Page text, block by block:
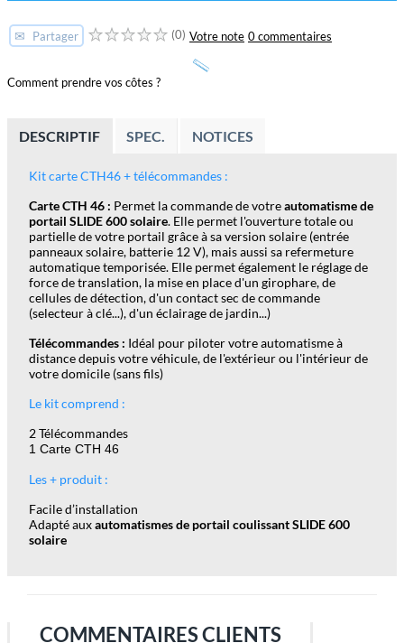
✉ Partager (0) Votre note 0 commentaires
Comment prendre vos côtes ?
DESCRIPTIF SPEC. NOTICES
Kit carte CTH46 + télécommandes :
Carte CTH 46 : Permet la commande de votreautomatisme de
portail SLIDE 600 solaire. Elle permet l'ouverture totale ou
partielle de votre portail grâce à sa version solaire (entrée
panneaux solaire, batterie 12 V), mais aussi sa refermeture
automatique temporisée. Elle permet également le réglage de
force de translation, la mise en place d'un girophare, de
cellules de détection, d'un contact sec de commande
(selecteur à clé...), d'un éclairage de jardin...)
Télécommandes : Idéal pour piloter votre automatisme à
distance depuis votre véhicule, de l'extérieur ou l'intérieur de
votre domicile (sans fils)
Le kit comprend :
2 Télécommandes
1 Carte CTH 46
Les + produit :
Facile d’installation
Adapté auxautomatismes de portail coulissant SLIDE 600
solaire
COMMENTAIRES CLIENTS